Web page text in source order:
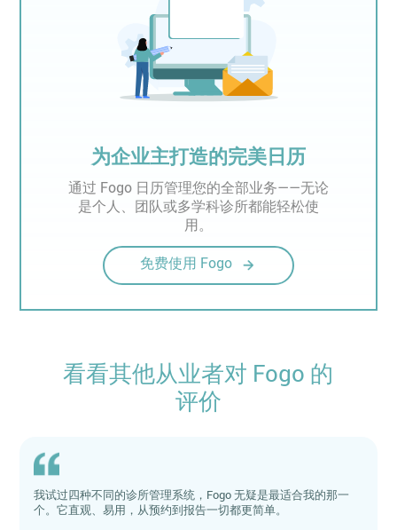
为企业主打造的完美日历
通过 Fogo 日历管理您的全部业务——无论
是个人、团队或多学科诊所都能轻松使
用。
免费使用 Fogo
看看其他从业者对 Fogo 的
评价
我试过四种不同的诊所管理系统，Fogo 无疑是最适合我的那一
个。它直观、易用，从预约到报告一切都更简单。